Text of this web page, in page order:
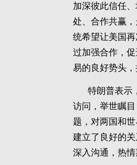
加深彼此信任
处、合作共赢
统希望让美国
过加强合作，
易的良好势头
特朗普表示
访问，举世瞩
题，对两国和
建立了良好的
深入沟通，热